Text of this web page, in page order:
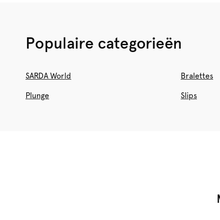
Populaire categorieën
SARDA World Bralettes
Plunge Slips